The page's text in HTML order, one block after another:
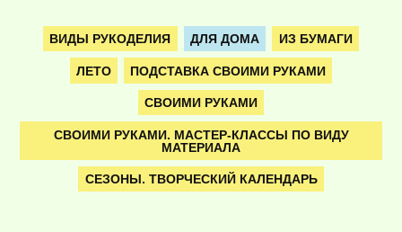
ВИДЫ РУКОДЕЛИЯ ДЛЯ ДОМА ИЗ БУМАГИ
ЛЕТО ПОДСТАВКА СВОИМИ РУКАМИ
СВОИМИ РУКАМИ
СВОИМИ РУКАМИ. МАСТЕР-КЛАССЫ ПО ВИДУ
МАТЕРИАЛА
СЕЗОНЫ. ТВОРЧЕСКИЙ КАЛЕНДАРЬ